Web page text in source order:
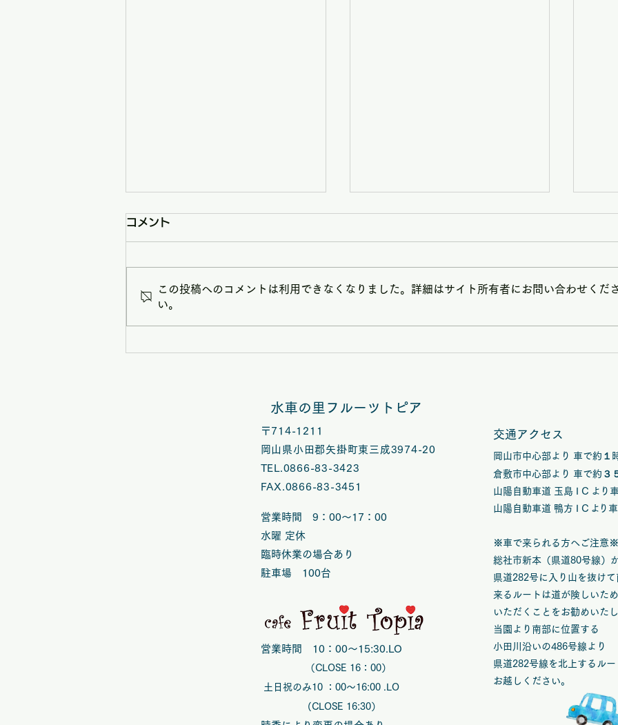
ツトピアにて「みとりし」上
アハンドメイドマルシェ夏休
アハ
コメント
この投稿へのコメントは利用できなくなりました。詳細はサイト所有者にお問い合わせくださ
い。
水車の里フルーツトピア
〒714-1211
岡山県小田郡矢掛町東三成3974-20
TEL.0866-83-3423
FAX.0866-83-3451
営業時間 9：00～17：00
水曜 定休
臨時休業の場合あり
​駐車場 100台
営業時間 10：00～15:30.LO
（CLOSE 16：00）
土日祝のみ10 ：00〜16:00 .LO
(CLOSE 16:30）
交通アクセス
岡山市中心部より 車で約１
倉敷市中心部より 車で約３
山陽自動車道 玉島 I C よ り
山陽自動車道 鴨方 I Cよ り
※車で来られる方へご注意※
総社市新本（県道80号線）
県道282号に入り山を抜けて
来るルートは道が険しいた
いただくことをお勧めいたし
当園より南部に位置する
小田川沿いの486号線より
県道282号線を北上するルー
お越しください。